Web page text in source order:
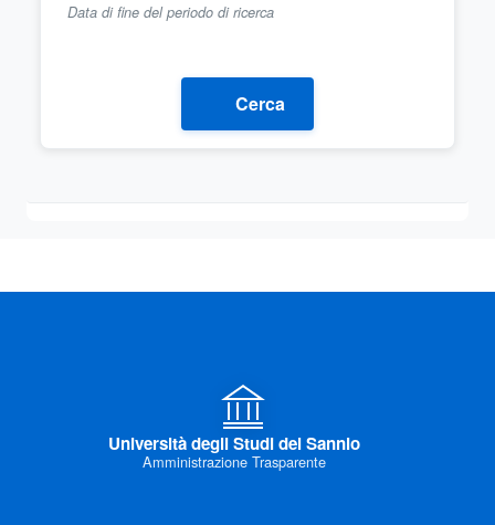
Data di fine del periodo di ricerca
Cerca
Università degli Studi del Sannio
Amministrazione Trasparente